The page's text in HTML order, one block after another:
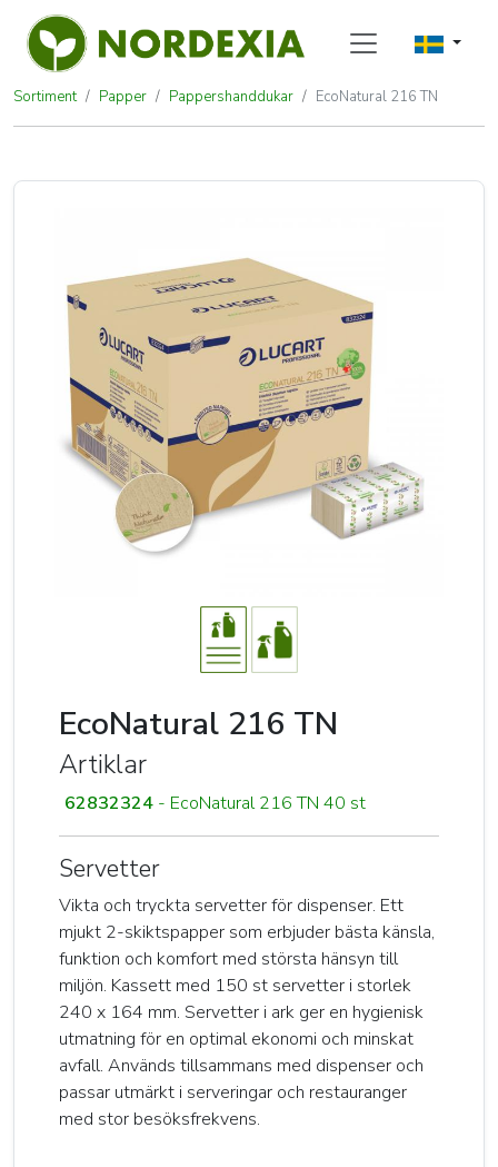
Sortiment Papper Pappershanddukar EcoNatural 216 TN
EcoNatural 216 TN
EcoNatural 216 TN
Artiklar
62832324 - EcoNatural 216 TN 40 st
Servetter
Vikta och tryckta servetter för dispenser. Ett
mjukt 2-skiktspapper som erbjuder bästa känsla,
funktion och komfort med största hänsyn till
miljön. Kassett med 150 st servetter i storlek
240 x 164 mm. Servetter i ark ger en hygienisk
utmatning för en optimal ekonomi och minskat
avfall. Används tillsammans med dispenser och
passar utmärkt i serveringar och restauranger
med stor besöksfrekvens.